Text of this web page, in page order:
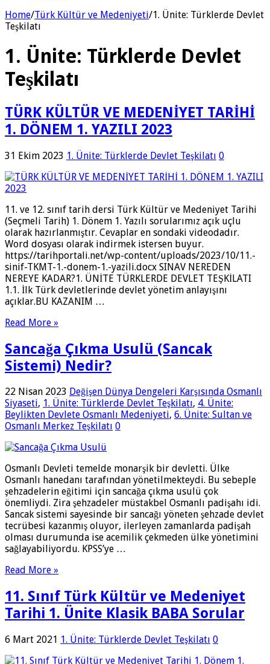
Home/Türk Kültür ve Medeniyeti/1. Ünite: Türklerde Devlet
Teşkilatı
1. Ünite: Türklerde Devlet
Teşkilatı
TÜRK KÜLTÜR VE MEDENİYET TARİHİ
1. DÖNEM 1. YAZILI 2023
31 Ekim 2023 1. Ünite: Türklerde Devlet Teşkilatı 0
11. ve 12. sınıf tarih dersi Türk Kültür ve Medeniyet Tarihi
(Seçmeli Tarih) 1. Dönem 1. Yazılı sorularımız açık uçlu
olarak hazırlanmıştır. Cevaplar en sondaki videodadır.
Word dosyası olarak indirmek istersen buyur.
https://tarihportali.net/wp-content/uploads/2023/10/11.-
sinif-TKMT-1.-donem-1.-yazili.docx SINAV NEREDEN
NEREYE KADAR?1. ÜNİTE TÜRKLERDE DEVLET TEŞKİLATI
1.1. İlk Türk devletlerinde devlet yönetim anlayışını
açıklar.BU KAZANIM …
Read More »
Sancağa Çıkma Usulü (Sancak
Sistemi) Nedir?
22 Nisan 2023 Değişen Dünya Dengeleri Karşısında Osmanlı
Siyaseti, 1. Ünite: Türklerde Devlet Teşkilatı, 4. Ünite:
Beylikten Devlete Osmanlı Medeniyeti, 6. Ünite: Sultan ve
Osmanlı Merkez Teşkilatı 0
Osmanlı Devleti temelde monarşik bir devletti. Ülke
Osmanlı hanedanı tarafından yönetilmekteydi. Bu sebeple
şehzadelerin eğitimi için sancağa çıkma usulü çok
önemliydi. Zira şehzadeler müstakbel Osmanlı padişahı idi.
Sancak sistemi sayesinde bir sancağı yöneten şehzade devlet
tecrübesi kazanmış oluyor, ilerleyen zamanlarda padişah
olması durumunda ise acemilik çekmeden ülke yönetimini
sağlayabiliyordu. KPSS’ye …
Read More »
11. Sınıf Türk Kültür ve Medeniyet
Tarihi 1. Ünite Klasik BABA Sorular
6 Mart 2021 1. Ünite: Türklerde Devlet Teşkilatı 0